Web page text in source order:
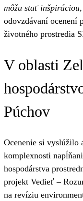
môžu stať
odovzdávaní ocenení
životného prostredia
V oblasti
Púchov
Ocenenie si vyslúžilo
komplexnosti
hospodárstva
projekt Vedieť –
na revíziu